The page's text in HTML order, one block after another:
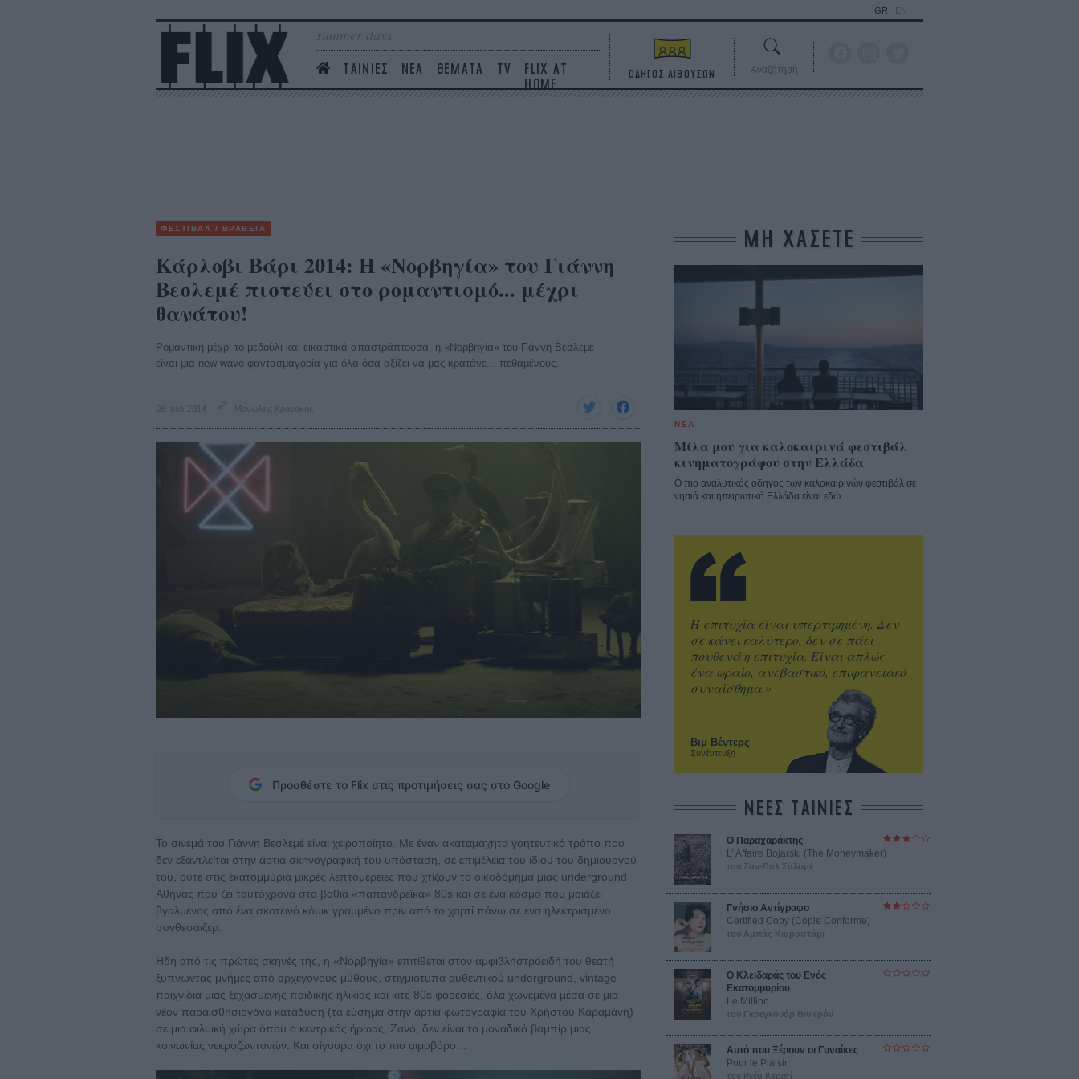
summer days
ΤΑΙΝΙΕΣ ΝΕΑ ΘΕΜΑΤΑ TV
FLIX AT
HOME
GR EN
ΟΔΗΓΟΣ ΑΙΘΟΥΣΩΝ Αναζήτηση
ΦΕΣΤΙΒΑΛ / ΒΡΑΒΕΙΑ
Κάρλοβι Βάρι 2014: Η «Νορβηγία» του Γιάννη
Βεσλεμέ πιστεύει στο ρομαντισμό... μέχρι
θανάτου!
Ρομαντική μέχρι το μεδούλι και εικαστικά απαστράπτουσα, η «Νορβηγία» του Γιάννη Βεσλεμέ
είναι μια new wave φαντασμαγορία για όλα όσα αξίζει να μας κρατάνε... πεθαμένους.
08 Ιούλ 2014 Μανώλης Κρανάκης
Προσθέστε το Flix στις προτιμήσεις σας στο Google
Το σινεμά του Γιάννη Βεσλεμέ είναι χειροποίητο. Με έναν ακαταμάχητα γοητευτικό τρόπο που
δεν εξαντλείται στην άρτια σκηνογραφική του υπόσταση, σε επιμέλεια του ίδιου του δημιουργού
του, ούτε στις εκατομμύρια μικρές λεπτομέρειες που χτίζουν το οικοδόμημα μιας underground
Αθήνας που ζει ταυτόχρονα στα βαθιά «παπανδρεϊκά» 80s και σε ένα κόσμο που μοιάζει
βγαλμένος από ένα σκοτεινό κόμικ γραμμένο πριν από το χαρτί πάνω σε ένα ηλεκτρισμένο
συνθεσάιζερ.
Ηδη από τις πρώτες σκηνές της, η «Νορβηγία» επιτίθεται στον αμφιβληστροειδή του θεατή
ξυπνώντας μνήμες από αρχέγονους μύθους, στιγμιότυπα αυθεντικού underground, vintage
παιχνίδια μιας ξεχασμένης παιδικής ηλικίας και κιτς 80s φορεσιές, όλα χωνεμένα μέσα σε μια
νέον παραισθησιογόνα κατάδυση (τα εύσημα στην άρτια φωτογραφία του Χρήστου Καραμάνη)
σε μια φιλμική χώρα όπου ο κεντρικός ήρωας, Ζανό, δεν είναι το μοναδικό βαμπίρ μιας
κοινωνίας νεκροζωντανών. Και σίγουρα όχι το πιο αιμοβόρο…
ΜΗ ΧΑΣΕΤΕ
ΝΕΑ
Μίλα μου για καλοκαιρινά φεστιβάλ
κινηματογράφου στην Ελλάδα
Ο πιο αναλυτικός οδηγός των καλοκαιρινών φεστιβάλ σε
νησιά και ηπειρωτική Ελλάδα είναι εδώ
Βιμ Βέντερς
Συνέντευξη
Η επιτυχία είναι υπερτιμημένη. Δεν
σε κάνει καλύτερο, δεν σε πάει
πουθενά η επιτυχία. Είναι απλώς
ένα ωραίο, ανεβαστικό, επιφανειακό
συναίσθημα.»
ΝΕΕΣ ΤΑΙΝΙΕΣ
Ο Παραχαράκτης
L’ Affaire Bojarski (The Moneymaker)
του Ζαν-Πολ Σαλομέ
Γνήσιο Αντίγραφο
Certified Copy (Copie Conforme)
του Αμπάς Κιαροστάμι
Ο Κλειδαράς του Ενός
Εκατομμυρίου
Le Million
του Γκρεγκουάρ Βινιερόν
Αυτό που Ξέρουν οι Γυναίκες
Pour le Plaisir
του Ρεέμ Κερισί